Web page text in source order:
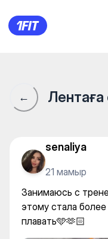
← Лентаға
senaliya
21 мамыр
Занимаюсь с
этому стала
плавать🩵🫶🏻